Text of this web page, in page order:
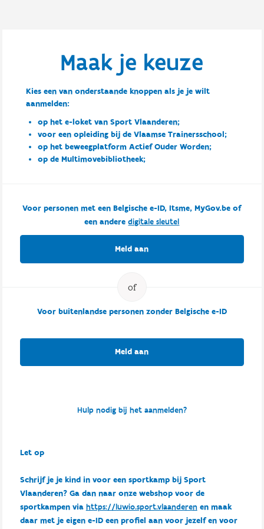
Maak je keuze
Kies een van onderstaande knoppen als je je wilt
aanmelden:
op het e-loket van Sport Vlaanderen;
voor een opleiding bij de Vlaamse Trainersschool;
op het beweegplatform Actief Ouder Worden;
op de Multimovebibliotheek;
Voor personen met een Belgische e-ID, Itsme, MyGov.be of
een anderedigitale sleutel
Meld aan
Voor buitenlandse personen zonder Belgische e-ID
Meld aan
Hulp nodig bij het aanmelden?
Let op
Schrijf je je kind in voor een sportkamp bij Sport
Vlaanderen? Ga dan naar onze webshop voor de
sportkampen via https://luwio.sport.vlaanderenen maak
daar met je eigen e-ID een profiel aan voor jezelf en voor